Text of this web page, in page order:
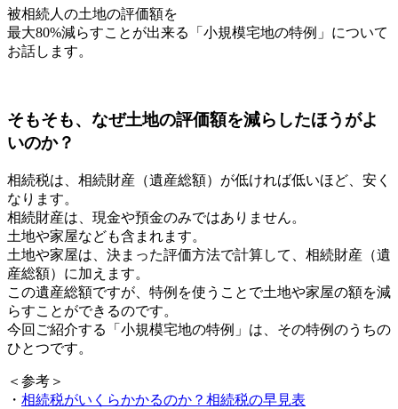
被相続人の土地の評価額を
最大80%減らすことが出来る「小規模宅地の特例」について
お話します。
そもそも、なぜ土地の評価額を減らしたほうがよ
いのか？
相続税は、相続財産（遺産総額）が低ければ低いほど、安く
なります。
相続財産は、現金や預金のみではありません。
土地や家屋なども含まれます。
土地や家屋は、決まった評価方法で計算して、相続財産（遺
産総額）に加えます。
この遺産総額ですが、特例を使うことで土地や家屋の額を減
らすことができるのです。
今回ご紹介する「小規模宅地の特例」は、その特例のうちの
ひとつです。
＜参考＞
・ 相続税がいくらかかるのか？相続税の早見表